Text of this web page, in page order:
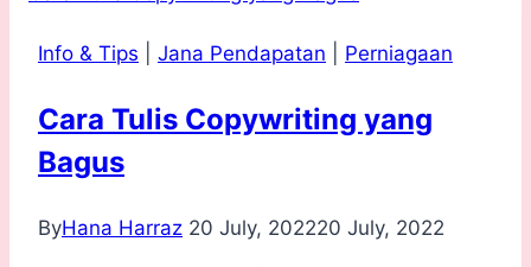
Info & Tips Jana Pendapatan Perniagaan
Cara Tulis Copywriting yang
Bagus
ByHana Harraz 20 July, 202220 July, 2022